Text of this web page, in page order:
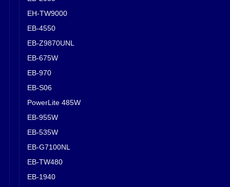
EH-TW9000
EB-4550
EB-Z9870UNL
EB-675W
EB-970
EB-S06
PowerLite 485W
EB-955W
EB-535W
EB-G7100NL
EB-TW480
EB-1940